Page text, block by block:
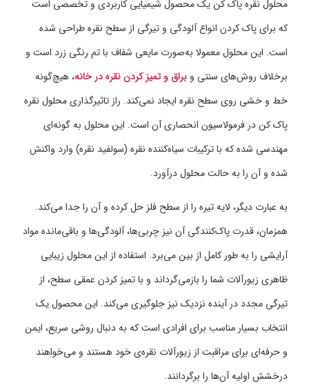
محلول نقره پاک کن یک محصول شیمیایی کاربردی و تخصصی است
که برای پاک کردن انواع آلودگی و تیرگی از سطح نقره طراحی شده
است. این محلول معمولا به‌صورت مایعی شفاف با تم رنگی زرد است و
برخلاف روش‌های سنتی و براق و تمیز کردن نقره در خانه، هیچ‌گونه
خط و خشی روی سطح نقره ایجاد نمی‌کند. راز تاثیرگذاری محلول نقره
پاک کن در فرمولاسیون انحصاری آن است. این محلول به گونه‌ای
مهندسی شده که با ترکیبات سیاه‌کننده نقره (سولفید نقره) وارد واکنش
شده و آن را به حالت محلول درآورد.
به عبارت دیگر، لایه تیره را از سطح فلز حل کرده و آن را جدا می‌کند.
همزمان، قدرت پاک‌کنندگی آن نیز چربی‌ها، آلودگی‌ها و باقی‌مانده مواد
آرایشی را به طور کامل از بین می‌برد. استفاده از این محلول زیبایی
ظاهری زیورآلات شما را بازمی‌گرداند و با تمیز کردن عمقی سطح، از
تیرگی مجدد در آینده نزدیک نیز جلوگیری می‌کند. این محصول یک
انتخاب بسیار مناسب برای افرادی است که به دنبال روشی سریع، ایمن
و حرفه‌ای برای مراقبت از زیورآلات نقره‌ی خود هستند و می‌خواهند
درخشش اولیه آن‌ها را برگردانند.